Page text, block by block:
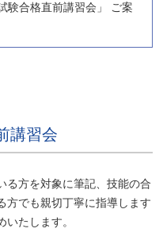
験合格直前講習会」 ご案
講習会
る方を対象に筆記、技能の合
方でも親切丁寧に指導します
たします。